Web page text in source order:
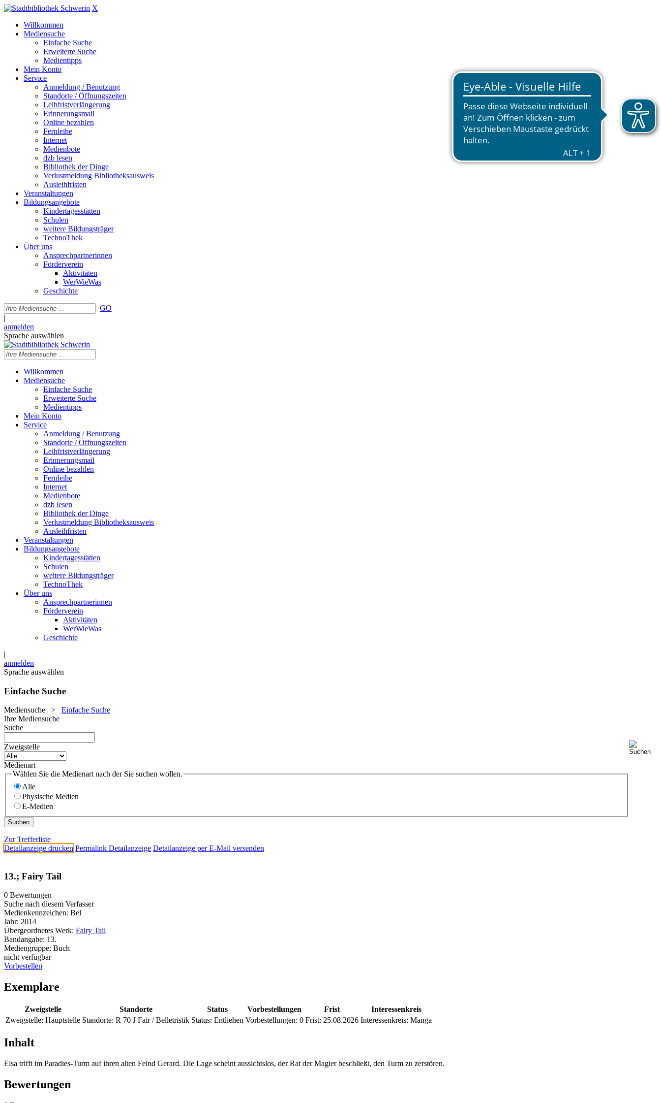
X
Willkommen
Mediensuche
Einfache Suche
Erweiterte Suche
Medientipps
Mein Konto
Service
Anmeldung / Benutzung
Standorte / Öffnungszeiten
Leihfristverlängerung
Erinnerungsmail
Online bezahlen
Fernleihe
Internet
Medienbote
dzb lesen
Bibliothek der Dinge
Verlustmeldung Bibliotheksausweis
Ausleihfristen
Veranstaltungen
Bildungsangebote
Kindertagesstätten
Schulen
weitere Bildungsträger
TechnoThek
Über uns
Ansprechpartnerinnen
Förderverein
Aktivitäten
WerWieWas
Geschichte
GO
|
anmelden
Sprache auswählen
Willkommen
Mediensuche
Einfache Suche
Erweiterte Suche
Medientipps
Mein Konto
Service
Anmeldung / Benutzung
Standorte / Öffnungszeiten
Leihfristverlängerung
Erinnerungsmail
Online bezahlen
Fernleihe
Internet
Medienbote
dzb lesen
Bibliothek der Dinge
Verlustmeldung Bibliotheksausweis
Ausleihfristen
Veranstaltungen
Bildungsangebote
Kindertagesstätten
Schulen
weitere Bildungsträger
TechnoThek
Über uns
Ansprechpartnerinnen
Förderverein
Aktivitäten
WerWieWas
Geschichte
|
anmelden
Sprache auswählen
Einfache Suche
Mediensuche > Einfache Suche
Ihre Mediensuche
Suche
Zweigstelle
Medienart
Wählen Sie die Medienart nach der Sie suchen wollen.
Alle
Physische Medien
E-Medien
Zur Trefferliste
Detailanzeige drucken Permalink Detailanzeige Detailanzeige per E-Mail versenden
13.; Fairy Tail
0 Bewertungen
Suche nach diesem Verfasser
Medienkennzeichen: Bel
Jahr: 2014
Übergeordnetes Werk: Fairy Tail
Bandangabe: 13.
Mediengruppe: Buch
nicht verfügbar
Vorbestellen
Exemplare
Zweigstelle Standorte Status Vorbestellungen Frist
Interessenkreis
Zweigstelle: Hauptstelle Standorte: R 70 J Fair / Belletristik Status: Entliehen Vorbestellungen: 0 Frist: 25.08.2026 Interessenkreis: Manga
Inhalt
Elsa trifft im Paradies-Turm auf ihren alten Feind Gerard. Die Lage scheint aussichtslos, der Rat der Magier beschließt, den Turm zu zerstören.
Bewertungen